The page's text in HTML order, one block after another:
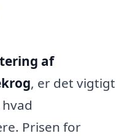
af
, er det vigtigt
Prisen for